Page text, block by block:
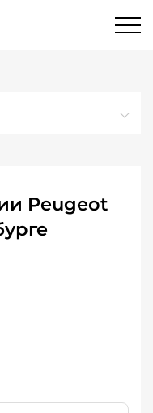
Peugeot